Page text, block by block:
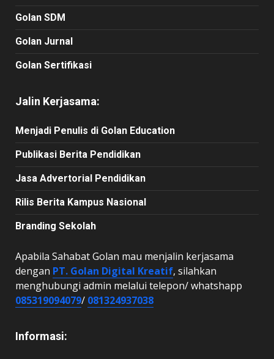
Golan SDM
Golan Jurnal
Golan Sertifikasi
Jalin Kerjasama:
Menjadi Penulis di Golan Education
Publikasi Berita Pendidikan
Jasa Advertorial Pendidikan
Rilis Berita Kampus Nasional
Branding Sekolah
Apabila Sahabat Golan mau menjalin kerjasama
dengan PT. Golan Digital Kreatif, silahkan
menghubungi admin melalui telepon/ whatshapp
085319094079/ 081324937038
Informasi: